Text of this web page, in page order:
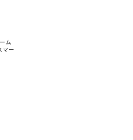
ム
マー